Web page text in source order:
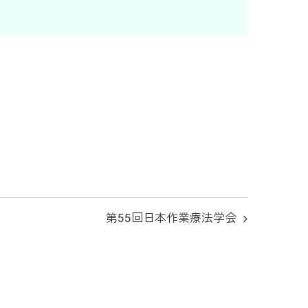
第55回日本作業療法学会